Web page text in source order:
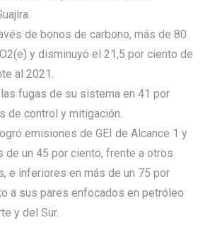
de bonos de carbono, más de 80
y disminuyó el 21,5 por ciento de
al 2021.
fugas de su sistema en 41 por
de control y mitigación.
emisiones de GEI de Alcance 1 y
de un 45 por ciento, frente a otros
e inferiores en más de un 75 por
a sus pares enfocados en petróleo
y del Sur.